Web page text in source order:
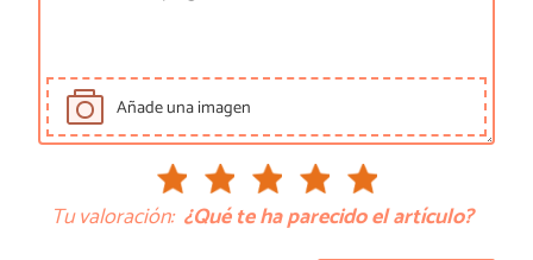
Añade una imagen
Tu valoración: ¿Qué te ha parecido el artículo?